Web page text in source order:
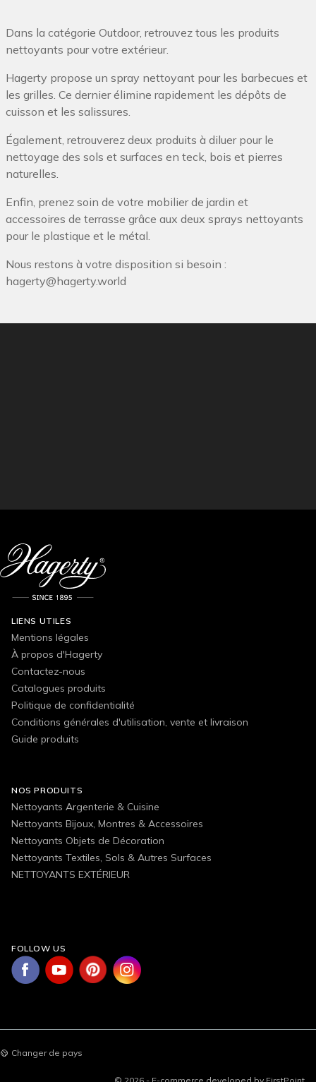
Dans la catégorie Outdoor, retrouvez tous les produits
nettoyants pour votre extérieur.
Hagerty propose un spray nettoyant pour les barbecues et
les grilles. Ce dernier élimine rapidement les dépôts de
cuisson et les salissures.
Également, retrouverez deux produits à diluer pour le
nettoyage des sols et surfaces en teck, bois et pierres
naturelles.
Enfin, prenez soin de votre mobilier de jardin et
accessoires de terrasse grâce aux deux sprays nettoyants
pour le plastique et le métal.
Nous restons à votre disposition si besoin :
hagerty@hagerty.world
LIENS UTILES
Mentions légales
À propos d'Hagerty
Contactez-nous
Catalogues produits
Politique de confidentialité
Conditions générales d'utilisation, vente et livraison
Guide produits
NOS PRODUITS
Nettoyants Argenterie & Cuisine
Nettoyants Bijoux, Montres & Accessoires
Nettoyants Objets de Décoration
Nettoyants Textiles, Sols & Autres Surfaces
NETTOYANTS EXTÉRIEUR
FOLLOW US
Changer de pays